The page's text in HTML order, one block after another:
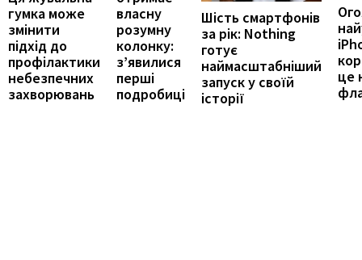
гумка може
змінити
підхід до
профілактики
небезпечних
захворювань
власну
розумну
колонку:
з’явилися
перші
подробиці
Шість смартфонів
за рік: Nothing
готує
наймасштабніший
запуск у своїй
історії
це